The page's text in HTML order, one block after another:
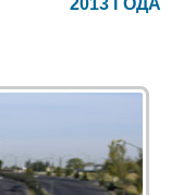
2013 ГОДА